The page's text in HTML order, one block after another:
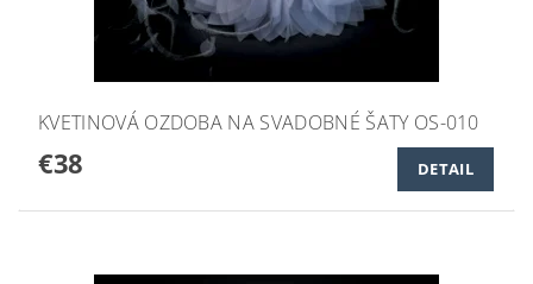
KVETINOVÁ OZDOBA NA SVADOBNÉ ŠATY OS-010
€38 DETAIL